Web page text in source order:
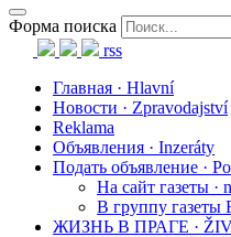
Форма поиска
rss
Главная · Hlavní
Новости · Zpravodajství
Reklama
Объявления · Inzeráty
Подать объявление ·
На сайт газеты ·
В группу газеты
ЖИЗНЬ В ПРАГЕ ·